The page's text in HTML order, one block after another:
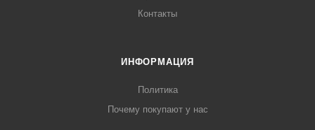
Контакты
ИНФОРМАЦИЯ
Политика
Почему покупают у нас